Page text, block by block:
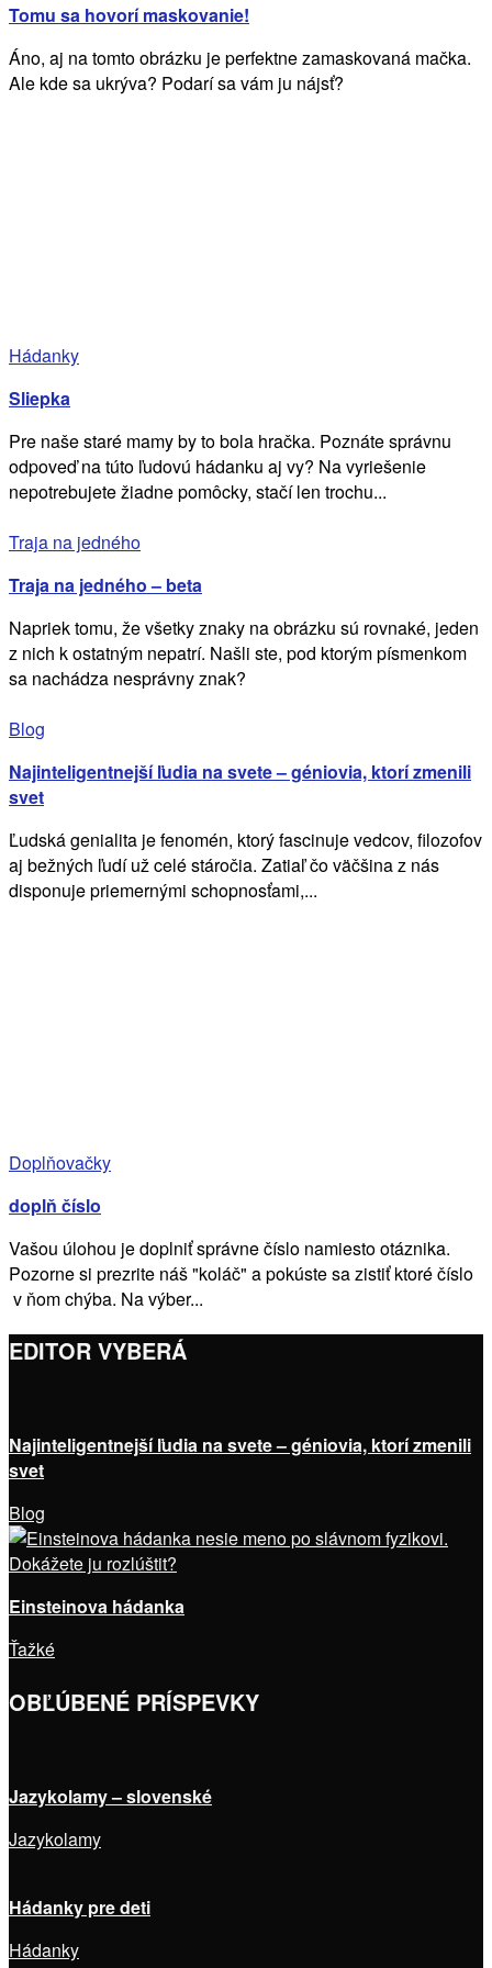
Tomu sa hovorí maskovanie!
Áno, aj na tomto obrázku je perfektne zamaskovaná mačka.
Ale kde sa ukrýva? Podarí sa vám ju nájsť?
Hádanky
Sliepka
Pre naše staré mamy by to bola hračka. Poznáte správnu
odpoveď na túto ľudovú hádanku aj vy? Na vyriešenie
nepotrebujete žiadne pomôcky, stačí len trochu...
Traja na jedného
Traja na jedného – beta
Napriek tomu, že všetky znaky na obrázku sú rovnaké, jeden
z nich k ostatným nepatrí. Našli ste, pod ktorým písmenkom
sa nachádza nesprávny znak?
Blog
Najinteligentnejší ľudia na svete – géniovia, ktorí zmenili
svet
Ľudská genialita je fenomén, ktorý fascinuje vedcov, filozofov
aj bežných ľudí už celé stáročia. Zatiaľ čo väčšina z nás
disponuje priemernými schopnosťami,...
Doplňovačky
doplň číslo
Vašou úlohou je doplniť správne číslo namiesto otáznika.
Pozorne si prezrite náš "koláč" a pokúste sa zistiť ktoré číslo
v ňom chýba. Na výber...
EDITOR VYBERÁ
Najinteligentnejší ľudia na svete – géniovia, ktorí zmenili
svet
Blog
Einsteinova hádanka
Ťažké
OBĽÚBENÉ PRÍSPEVKY
Jazykolamy – slovenské
Jazykolamy
Hádanky pre deti
Hádanky